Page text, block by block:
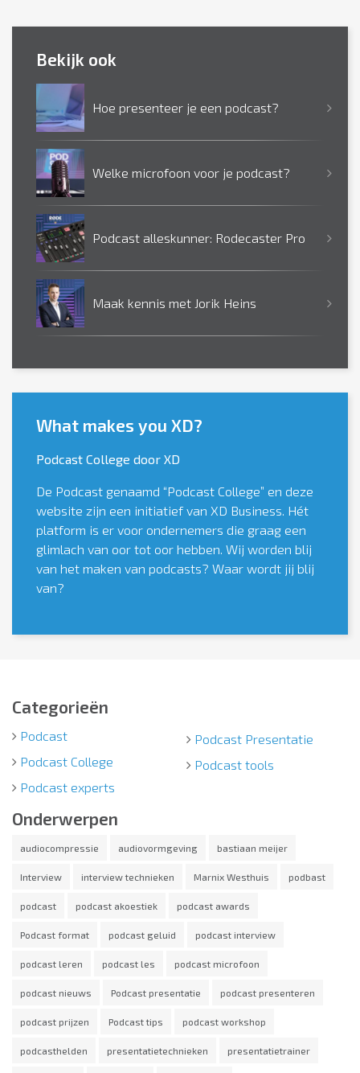
Bekijk ook
Hoe presenteer je een podcast?
Welke microfoon voor je podcast?
Podcast alleskunner: Rodecaster Pro
Maak kennis met Jorik Heins
What makes you XD?
Podcast College door XD
De Podcast genaamd “Podcast College” en deze
website zijn een initiatief van XD Business. Hét
platform is er voor ondernemers die graag een
glimlach van oor tot oor hebben. Wij worden blij
van het maken van podcasts? Waar wordt jij blij
van?
Categorieën
Podcast
Podcast College
Podcast experts
Podcast Presentatie
Podcast tools
Onderwerpen
audiocompressie audiovormgeving bastiaan meijer
Interview interview technieken Marnix Westhuis podbast
podcast podcast akoestiek podcast awards
Podcast format podcast geluid podcast interview
podcast leren podcast les podcast microfoon
podcast nieuws Podcast presentatie podcast presenteren
podcast prijzen Podcast tips podcast workshop
podcasthelden presentatietechnieken presentatietrainer